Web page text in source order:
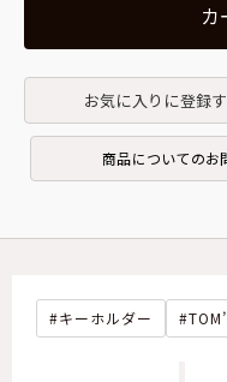
カ
お気に入りに登録
商品についてのお
キーホルダー